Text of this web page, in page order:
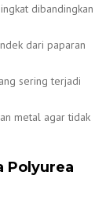
dibandingkan
dari paparan
sering terjadi
metal agar tidak
Polyurea